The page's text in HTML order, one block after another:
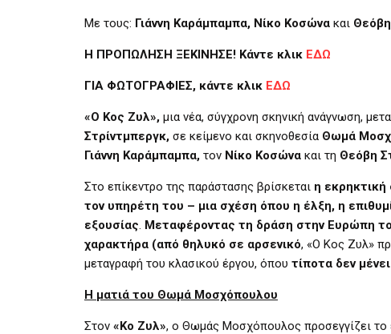
Με τους: Γιάννη Καράμπαμπα, Νίκο Κοσώνα και
Η ΠΡΟΠΩΛΗΣΗ ΞΕΚΙΝΗΣΕ! Κάντε κλικ ΕΔΩ
ΓΙΑ ΦΩΤΟΓΡΑΦΙΕΣ, κάντε κλικ ΕΔΩ
«Ο Κος Ζυλ», μια νέα, σύγχρονη σκηνική ανάγνωση,
Στρίντμπεργκ, σε κείμενο και σκηνοθεσία Θωμά
Γιάννη Καράμπαμπα, τον Νίκο Κοσώνα και τη Θεόβη
Στο επίκεντρο της παράστασης βρίσκεται η εκρηκτική
τον υπηρέτη του – μια σχέση όπου η έλξη, η
εξουσίας. Μεταφέροντας τη δράση στην Ευρώπη
χαρακτήρα (από θηλυκό σε αρσενικό, «Ο Κος Ζυλ»
μεταγραφή του κλασικού έργου, όπου τίποτα δεν
Η ματιά του Θωμά Μοσχόπουλου
Στον «Κο Ζυλ», ο Θωμάς Μοσχόπουλος προσεγγίζει το